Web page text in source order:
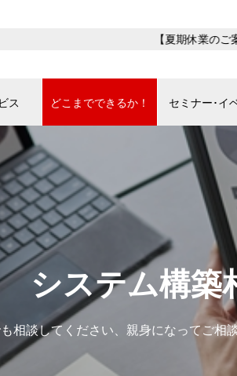
ス どこまでできるか！ セミナー･イ
システム構築
相談してください、親身になってご相